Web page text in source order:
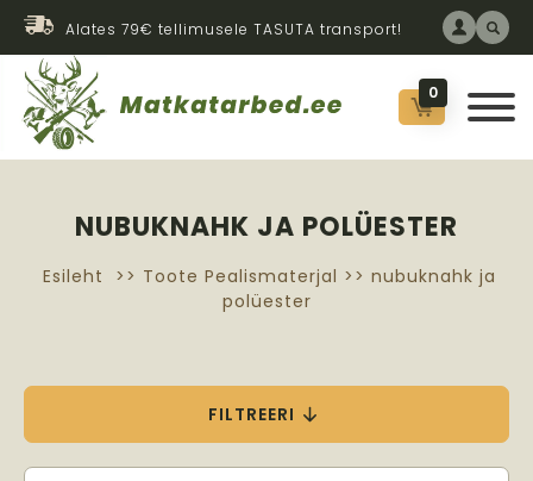
Alates 79€ tellimusele TASUTA transport!
0
NUBUKNAHK JA POLÜESTER
Esileht
>> Toote Pealismaterjal >> nubuknahk ja
polüester
FILTREERI